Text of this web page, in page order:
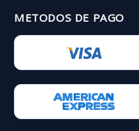
METODOS DE PAGO